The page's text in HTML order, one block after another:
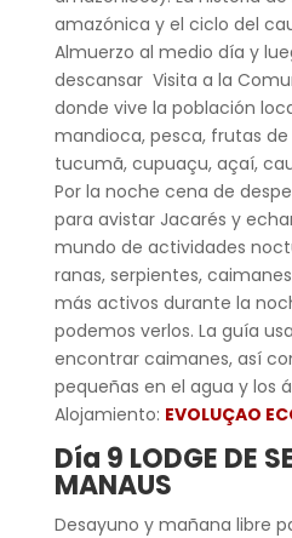
amazónica y el ciclo del
Almuerzo al medio día y
descansar Visita a la
donde vive la población
mandioca, pesca, frutas
tucumã, cupuaçu, açaí,
Por la noche cena de
para avistar Jacarés y
mundo de actividades
ranas, serpientes,
más activos durante la
podemos verlos. La guía
encontrar caimanes, así
pequeñas en el agua y los
Alojamiento: EVOLUÇAO
Día 9 LODGE DE
MANAUS
Desayuno y mañana libre